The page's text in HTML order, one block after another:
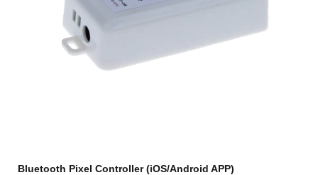
Bluetooth Pixel Controller (iOS/Android APP)